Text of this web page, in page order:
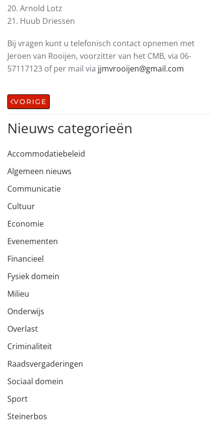
20. Arnold Lotz
21. Huub Driessen
Bij vragen kunt u telefonisch contact opnemen met
Jeroen van Rooijen, voorzitter van het CMB, via 06-
57117123 of per mail via jjmvrooijen@gmail.com
VORIGE
Nieuws categorieën
Accommodatiebeleid
Algemeen nieuws
Communicatie
Cultuur
Economie
Evenementen
Financieel
Fysiek domein
Milieu
Onderwijs
Overlast
Criminaliteit
Raadsvergaderingen
Sociaal domein
Sport
Steinerbos